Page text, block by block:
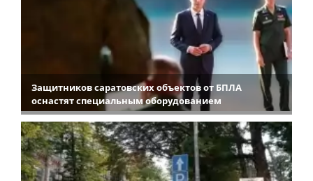
Защитников саратовских объектов от БПЛА
оснастят специальным оборудованием